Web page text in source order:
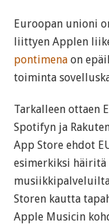
Euroopan unioni
liittyen Applen
pontimena on
toiminta
Tarkalleen ottaen
Spotifyn ja
App Store ehdot
esimerkiksi
Storen kautta
Apple Musicin